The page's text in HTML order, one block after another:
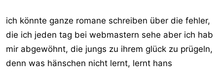
ich könnte ganze romane schreiben über die fehler,
die ich jeden tag bei webmastern sehe aber ich hab
mir abgewöhnt, die jungs zu ihrem glück zu prügeln,
denn was hänschen nicht lernt, lernt hans